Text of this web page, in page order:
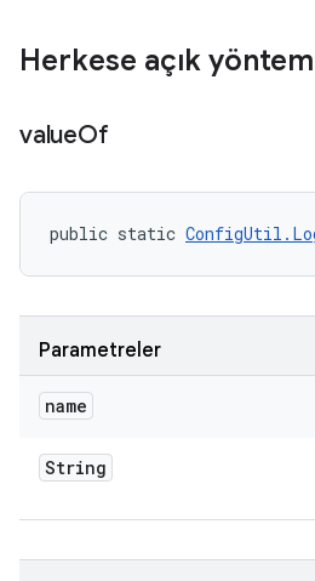
Herkese açık
valueOf
public static
Parametreler
name
String